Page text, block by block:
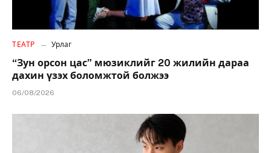
ТЕАТР Урлаг
“Зун орсон цас” мюзиклийг 20 жилийн дараа
дахин үзэх боломжтой болжээ
06/08/2026